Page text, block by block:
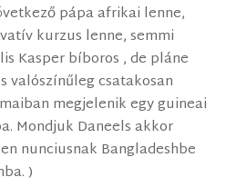
pápa afrikai lenne,
kurzus lenne, semmi
Kasper bíboros , de pláne
valószínűleg csatakosan
megjelenik egy guineai
Mondjuk Daneels akkor
nunciusnak Bangladeshbe
)